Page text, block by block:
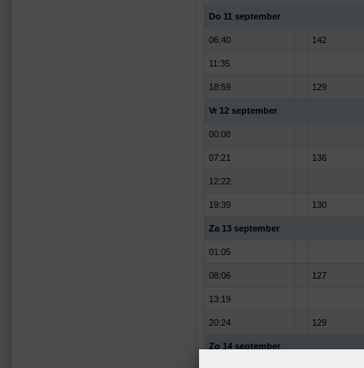
Do 11 september
06:40 142
11:35
18:59 129
Vr 12 september
00:08
07:21 136
12:22
19:39 130
Za 13 september
01:05
08:06 127
13:19
20:24 129
Zo 14 september